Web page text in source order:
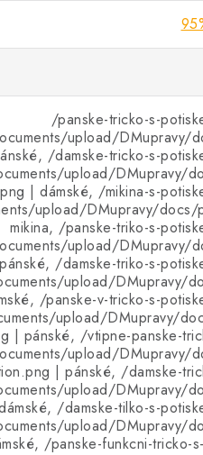
/panske-tricko-s-
upload/DMupravy/
/damske-tricko-s-
upload/DMupravy/
| dámské, /mikina-s-
upload/DMupravy/docs/
mikina, /panske-triko-s-
upload/DMupravy/
/damske-triko-s-
upload/DMupravy/
/panske-v-tricko-s-
upload/DMupravy/
| pánské, /vtipne-panske-
upload/DMupravy/
| pánské, /damske-
upload/DMupravy/
/damske-tilko-s-
upload/DMupravy/
/panske-funkcni-tricko-